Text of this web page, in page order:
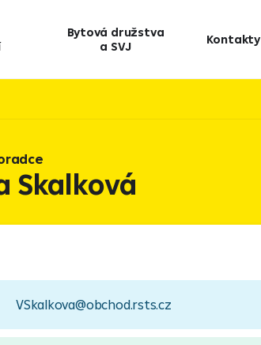
Bytová družstva
a SVJ
Kontakty
Skalková
VSkalkova@obchod.rsts.cz